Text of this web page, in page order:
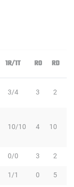
1R/1T RO RD
3/4 3 2
10/10 4 10
0/0 3 2
1/1 0 5